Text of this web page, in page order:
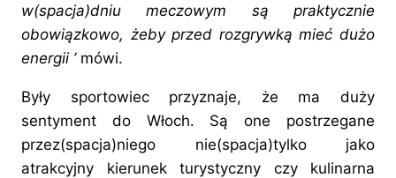
w(spacja)dniu meczowym są praktycznie
obowiązkowo, żeby przed rozgrywką mieć dużo
energii ’ mówi.
Były sportowiec przyznaje, że ma duży
sentyment do Włoch. Są one postrzegane
przez(spacja)niego nie(spacja)tylko jako
atrakcyjny kierunek turystyczny czy kulinarna